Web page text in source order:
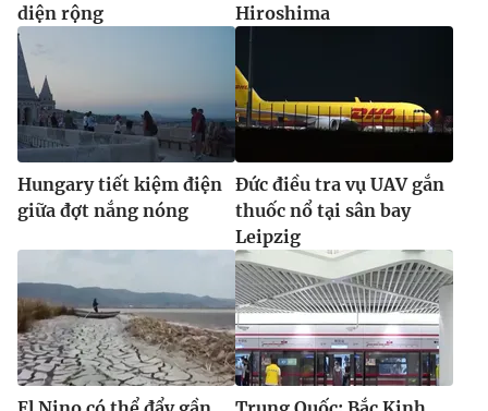
® Cấm sao chép dưới mọi hình thức nếu không có sự chấp
thuận bằng văn bản. Ghi rõ nguồn VTV.vn khi phát hành lại
thông tin từ website này.
diện rộng
Hiroshima
Hungary tiết kiệm điện
giữa đợt nắng nóng
Đức điều tra vụ UAV gắn
thuốc nổ tại sân bay
Leipzig